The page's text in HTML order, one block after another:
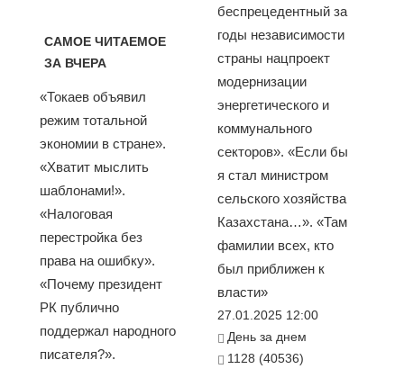
САМОЕ ЧИТАЕМОЕ
ЗА ВЧЕРА
«Токаев объявил
режим тотальной
экономии в стране».
«Хватит мыслить
шаблонами!».
«Налоговая
перестройка без
права на ошибку».
«Почему президент
РК публично
поддержал народного
писателя?».
беспрецедентный за
годы независимости
страны нацпроект
модернизации
энергетического и
коммунального
секторов». «Если бы
я стал министром
сельского хозяйства
Казахстана…». «Там
фамилии всех, кто
был приближен к
власти»
27.01.2025 12:00
День за днем
1128 (40536)